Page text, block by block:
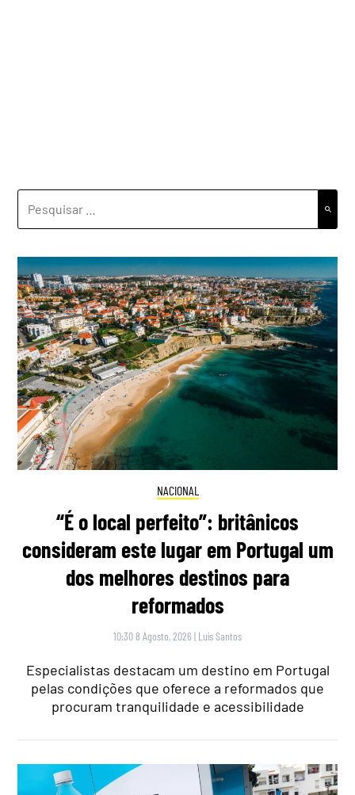
NACIONAL
“É o local perfeito”: britânicos
consideram este lugar em Portugal um
dos melhores destinos para
reformados
10:30 8 Agosto, 2026 | Luís Santos
Especialistas destacam um destino em Portugal
pelas condições que oferece a reformados que
procuram tranquilidade e acessibilidade